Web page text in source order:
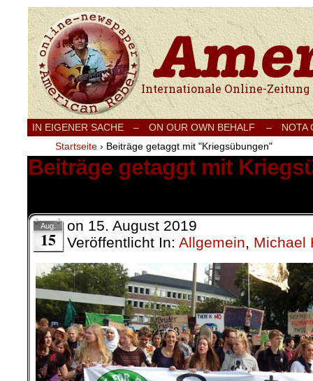
Internationale Onlinezeitung für Frieden,
IN EIGENER SACHE – ON OUR OWN BEHALF –
NOTA
Startseite › Beiträge getaggt mit "Kriegsübungen"
Beiträge getaggt mit
Aug.
15
on 15. August 2019
Veröffentlicht In: Allgemein, Michael